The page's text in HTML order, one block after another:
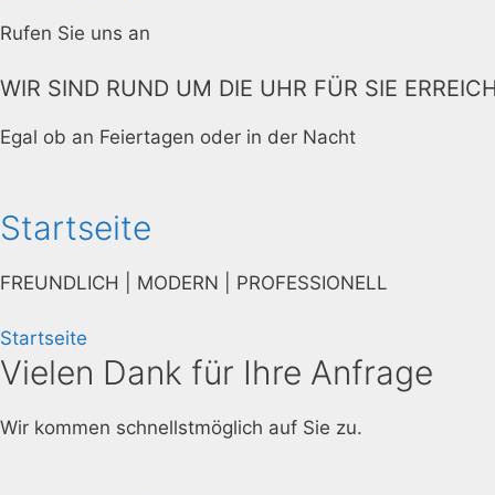
Rufen Sie uns an
WIR SIND RUND UM DIE UHR FÜR SIE
Egal ob an Feiertagen oder in der Nacht
Startseite
FREUNDLICH | MODERN | PROFESSIONELL
Startseite
Vielen Dank für Ihre Anfrage
Wir kommen schnellstmöglich auf Sie zu.